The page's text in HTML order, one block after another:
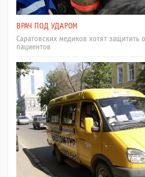
ВРАЧ ПОД УДАРОМ
Саратовских медиков хотят защитить
пациентов